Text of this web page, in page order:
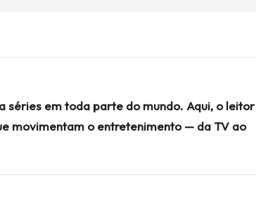
séries em toda parte do mundo. Aqui, o leitor
movimentam o entretenimento — da TV ao